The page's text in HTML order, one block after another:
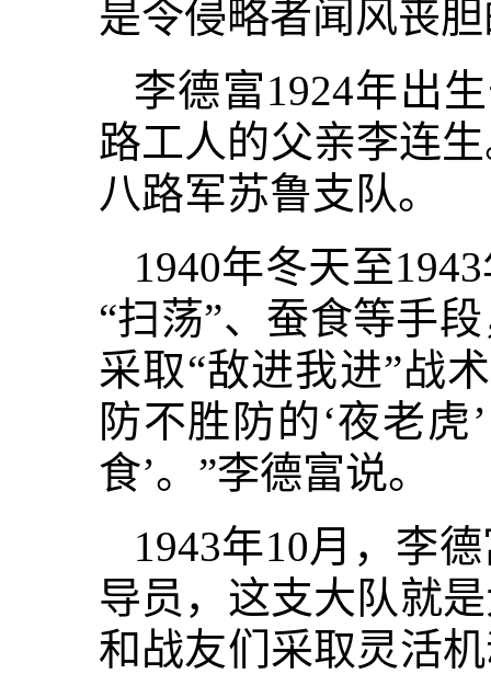
是令侵略者闻风丧
李德富1924年出
路工人的父亲李连
八路军苏鲁支队。
1940年冬天至
“扫荡”、蚕食等手
采取“敌进我进”战
防不胜防的‘夜老
食’。”李德富说。
1943年10月，李
导员，这支大队就
和战友们采取灵活